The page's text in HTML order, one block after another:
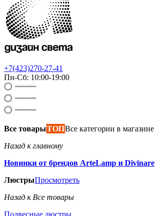
+7(423)270-27-41
Пн-Сб: 10:00-19:00
Все товарыТОПВсе категории в магазине
Назад к главному
Новинки от брендов ArteLamp и Divinare
ЛюстрыПросмотреть
Назад к Все товары
Подвесные люстры